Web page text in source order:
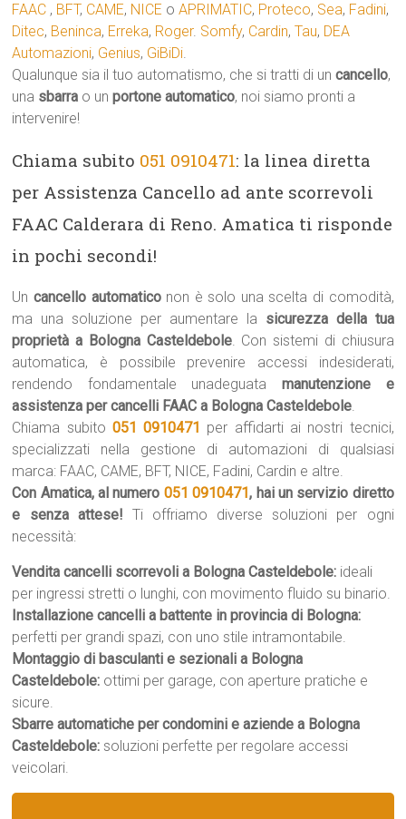
FAAC , BFT, CAME, NICE oAPRIMATIC, Proteco, Sea, Fadini,
Ditec, Beninca, Erreka, Roger. Somfy, Cardin,Tau, DEA
Automazioni, Genius, GiBiDi.
Qualunque sia il tuo automatismo, che si tratti di uncancello,
una sbarra o unportone automatico, noi siamo pronti a
intervenire!
Chiama subito 051 0910471: la linea diretta
per Assistenza Cancello ad ante scorrevoli
FAAC Calderara di Reno. Amatica ti risponde
in pochi secondi!
Uncancello automaticonon è solo una scelta di comodità,
ma una soluzione per aumentare la sicurezza della tua
proprietà a Bologna Casteldebole. Con sistemi di chiusura
automatica, è possibile prevenire accessi indesiderati,
rendendo fondamentale unadeguatamanutenzione e
assistenza per cancelli FAAC a Bologna Casteldebole.
Chiama subito 051 0910471 per affidarti ai nostri tecnici,
specializzati nella gestione di automazioni di qualsiasi
marca: FAAC, CAME, BFT, NICE, Fadini, Cardin e altre.
Con Amatica, al numero 051 0910471, hai un servizio diretto
e senza attese! Ti offriamo diverse soluzioni per ogni
necessità:
Vendita cancelli scorrevoli a Bologna Casteldebole: ideali
per ingressi stretti o lunghi, con movimento fluido su binario.
Installazione cancelli a battente in provincia di Bologna:
perfetti per grandi spazi, con uno stile intramontabile.
Montaggio di basculanti e sezionali a Bologna
Casteldebole: ottimi per garage, con aperture pratiche e
sicure.
Sbarre automatiche per condomini e aziende a Bologna
Casteldebole: soluzioni perfette per regolare accessi
veicolari.